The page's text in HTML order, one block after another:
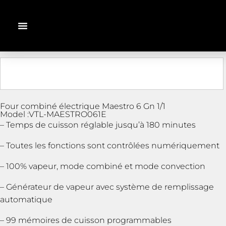
Four combiné électrique Maestro 6 Gn 1/1
Model :VTL-MAESTRO061E
– Temps de cuisson réglable jusqu’à 180 minutes
– Toutes les fonctions sont contrôlées numériquement
– 100% vapeur, mode combiné et mode convection
– Générateur de vapeur avec système de remplissage
automatique
– 99 mémoires de cuisson programmables